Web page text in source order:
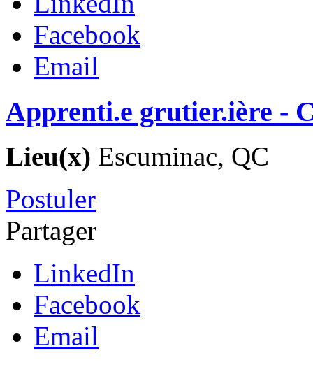
Facebook
Email
Apprenti.e grutier.ière -
Lieu(x) Escuminac, QC
Postuler
Partager
LinkedIn
Facebook
Email